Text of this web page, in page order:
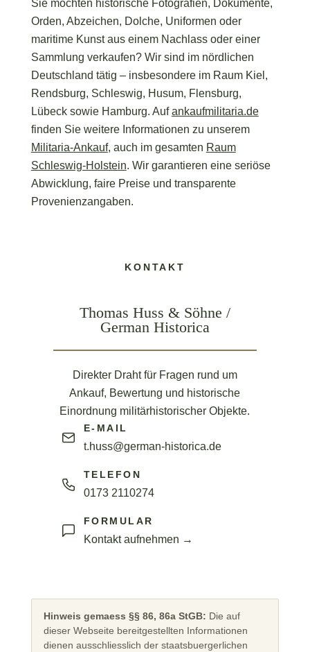
Sie möchten historische Fotografien, Dokumente,
Orden, Abzeichen, Dolche, Uniformen oder
maritime Kunst aus einem Nachlass oder einer
Sammlung verkaufen? Wir sind im nördlichen
Deutschland tätig – insbesondere im Raum Kiel,
Rendsburg, Schleswig, Husum, Flensburg,
Lübeck sowie Hamburg. Aufankaufmilitaria.de
finden Sie weitere Informationen zu unserem
Militaria-Ankauf, auch im gesamten Raum
Schleswig-Holstein. Wir garantieren eine seriöse
Abwicklung, faire Preise und transparente
Provenienzangaben.
KONTAKT
Thomas Huss & Söhne /
German Historica
Direkter Draht für Fragen rund um
Ankauf, Bewertung und historische
Einordnung militärhistorischer Objekte.
E-MAIL
t.huss@german-historica.de
TELEFON
0173 2110274
FORMULAR
Kontakt aufnehmen →
Hinweis gemaess §§ 86, 86a StGB: Die auf
dieser Webseite bereitgestellten Informationen
dienen ausschliesslich der staatsbuergerlichen